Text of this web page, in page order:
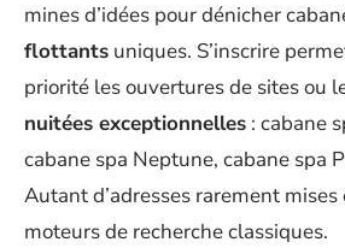
mines d’idées pour dénicher
flottants uniques. S’inscrire
priorité les ouvertures de sites ou
nuitées exceptionnelles : cabane
cabane spa Neptune, cabane spa
Autant d’adresses rarement
moteurs de recherche classiques.